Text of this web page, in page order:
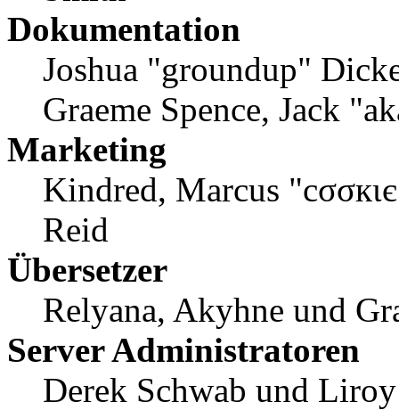
Dokumentation
Joshua "groundup"
Graeme Spence, Jack
Marketing
Kindred, Marcus
Reid
Übersetzer
Relyana, Akyhne und
Server Administratoren
Derek Schwab und